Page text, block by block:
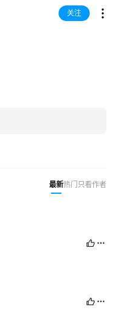
关注
最新热门 只看作者